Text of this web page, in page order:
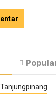
Tanjungpinang